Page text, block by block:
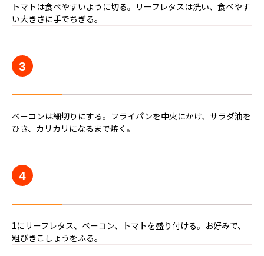
トマトは食べやすいように切る。リーフレタスは洗い、食べやす
い大きさに手でちぎる。
3
ベーコンは細切りにする。フライパンを中火にかけ、サラダ油を
ひき、カリカリになるまで焼く。
4
1にリーフレタス、ベーコン、トマトを盛り付ける。お好みで、
粗びきこしょうをふる。